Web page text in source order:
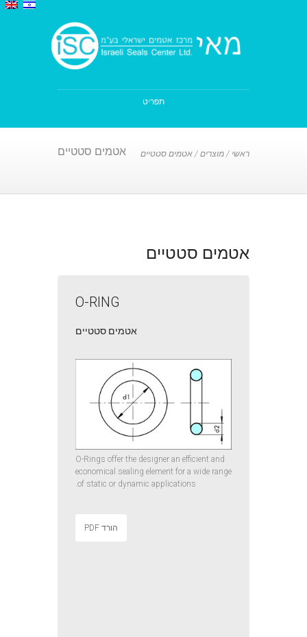
תפריט
ראשי / מוצרים / אטמים סטטיים אטמים סטטיים
אטמים סטטיים
O-RING
אטמים סטטיים
O-Rings offer the designer an efficient and
economical sealing element for a wide range
of static or dynamic applications.
הורד PDF